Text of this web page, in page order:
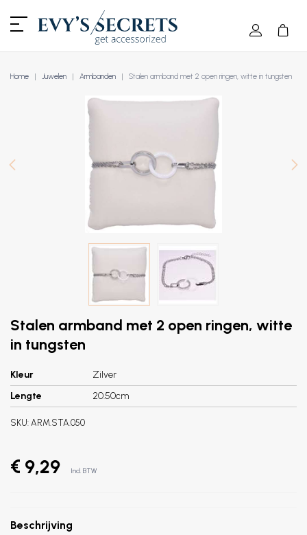
Home Juwelen Armbanden Stalen armband met 2 open ringen, witte in tungsten
Stalen armband met 2 open ringen, witte
in tungsten
Kleur
Zilver
Lengte
20.50cm
SKU: ARM.STA.050
€ 9,29 Incl. BTW
Beschrijving